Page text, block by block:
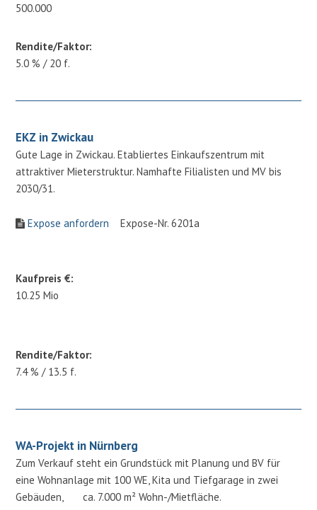
500.000
Rendite/Faktor:
5.0 % / 20 f.
EKZ in Zwickau
Gute Lage in Zwickau. Etabliertes Einkaufszentrum mit
attraktiver Mieterstruktur. Namhafte Filialisten und MV bis
2030/31.
Expose anfordern Expose-Nr. 6201a
Kaufpreis €:
10.25 Mio
Rendite/Faktor:
7.4 % / 13.5 f.
WA-Projekt in Nürnberg
Zum Verkauf steht ein Grundstück mit Planung und BV für
eine Wohnanlage mit 100 WE, Kita und Tiefgarage in zwei
Gebäuden, ca. 7.000 m² Wohn-/Mietfläche.